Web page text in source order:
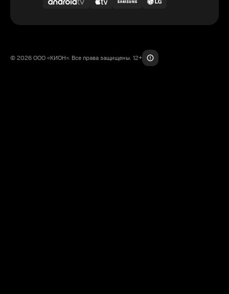
© 2026 ООО «КИОН». Все права защищены. 12+